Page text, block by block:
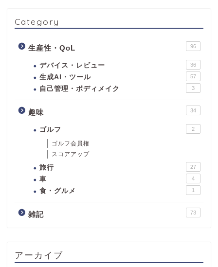
Category
生産性・QoL 96
デバイス・レビュー 36
生成AI・ツール 57
自己管理・ボディメイク 3
趣味 34
ゴルフ 2
ゴルフ会員権
スコアアップ
旅行 27
車 4
食・グルメ 1
雑記 73
アーカイブ